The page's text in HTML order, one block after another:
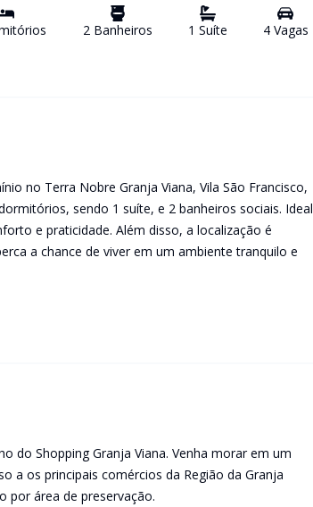
s 2Banheiros 1 Suíte 4Vagas
no Terra Nobre Granja Viana, Vila São Francisco,
sendo 1 suíte, e 2 banheiros sociais. Ideal
e praticidade. Além disso, a localização é
a chance de viver em um ambiente tranquilo e
do Shopping Granja Viana. Venha morar em um
a os principais comércios da Região da Granja
por área de preservação.